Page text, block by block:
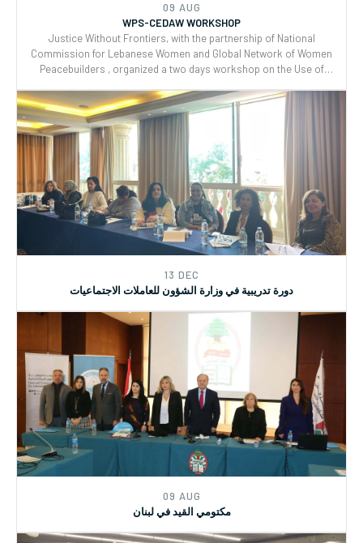
09 AUG
WPS-CEDAW WORKSHOP
Justice Without Frontiers, with the partnership of National
Commission for Lebanese Women and Global Network of Women
Peacebuilders , organized a two days workshop on the Use of
Reporting and Joint implementation of the Women, Peace, and
Security (WPS) and Youth, Peace, and Security (YPS) resolutions,
and CEDAW.
13 DEC
دورة تدريبية في وزارة الشؤون للعاملات الاجتماعيات
09 AUG
مكتومي القيد في لبنان